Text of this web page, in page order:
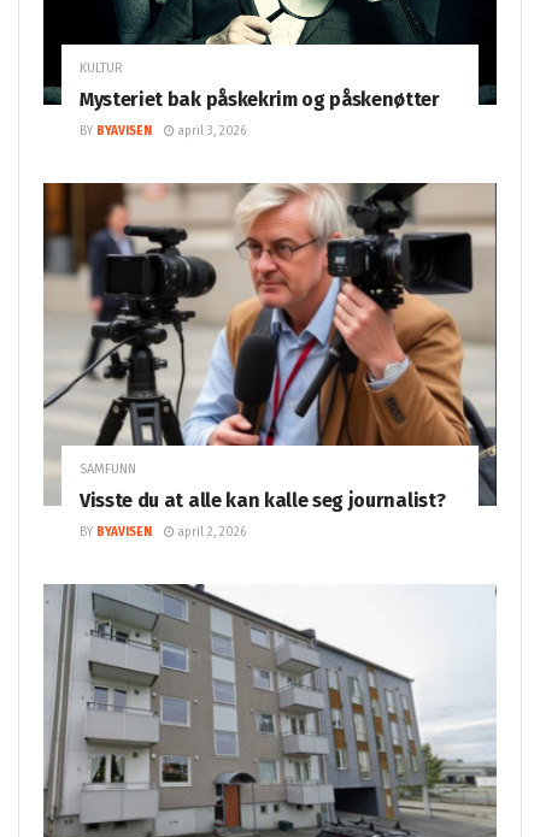
KULTUR
Mysteriet bak påskekrim og påskenøtter
BY BYAVISEN april 3, 2026
SAMFUNN
Visste du at alle kan kalle seg journalist?
BY BYAVISEN april 2, 2026